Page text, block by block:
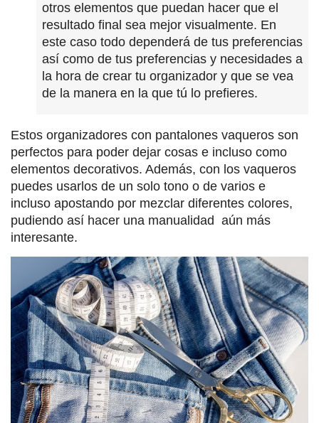
otros elementos que puedan hacer que el
resultado final sea mejor visualmente. En
este caso todo dependerá de tus preferencias
así como de tus preferencias y necesidades a
la hora de crear tu organizador y que se vea
de la manera en la que tú lo prefieres.
Estos organizadores con pantalones vaqueros son
perfectos para poder dejar cosas e incluso como
elementos decorativos. Además, con los vaqueros
puedes usarlos de un solo tono o de varios e
incluso apostando por mezclar diferentes colores,
pudiendo así hacer una manualidad aún más
interesante.